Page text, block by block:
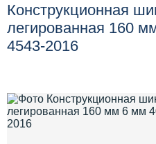
Конструкционная
легированная 160
4543-2016